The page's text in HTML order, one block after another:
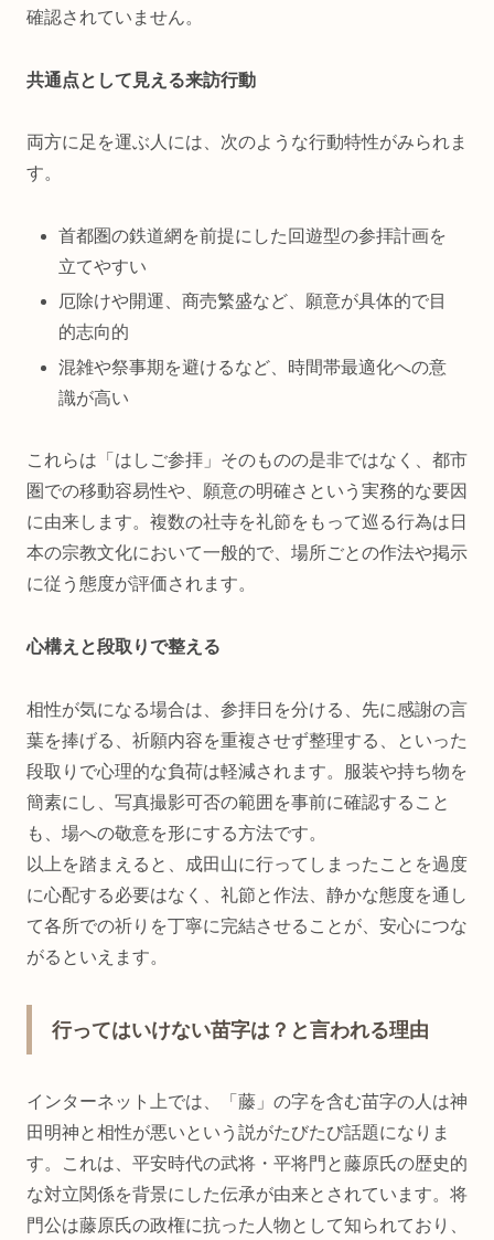
確認されていません。
共通点として見える来訪行動
両方に足を運ぶ人には、次のような行動特性がみられま
す。
首都圏の鉄道網を前提にした回遊型の参拝計画を
立てやすい
厄除けや開運、商売繁盛など、願意が具体的で目
的志向的
混雑や祭事期を避けるなど、時間帯最適化への意
識が高い
これらは「はしご参拝」そのものの是非ではなく、都市
圏での移動容易性や、願意の明確さという実務的な要因
に由来します。複数の社寺を礼節をもって巡る行為は日
本の宗教文化において一般的で、場所ごとの作法や掲示
に従う態度が評価されます。
心構えと段取りで整える
相性が気になる場合は、参拝日を分ける、先に感謝の言
葉を捧げる、祈願内容を重複させず整理する、といった
段取りで心理的な負荷は軽減されます。服装や持ち物を
簡素にし、写真撮影可否の範囲を事前に確認すること
も、場への敬意を形にする方法です。
以上を踏まえると、成田山に行ってしまったことを過度
に心配する必要はなく、礼節と作法、静かな態度を通し
て各所での祈りを丁寧に完結させることが、安心につな
がるといえます。
行ってはいけない苗字は？と言われる理由
インターネット上では、「藤」の字を含む苗字の人は神
田明神と相性が悪いという説がたびたび話題になりま
す。これは、平安時代の武将・平将門と藤原氏の歴史的
な対立関係を背景にした伝承が由来とされています。将
門公は藤原氏の政権に抗った人物として知られており、